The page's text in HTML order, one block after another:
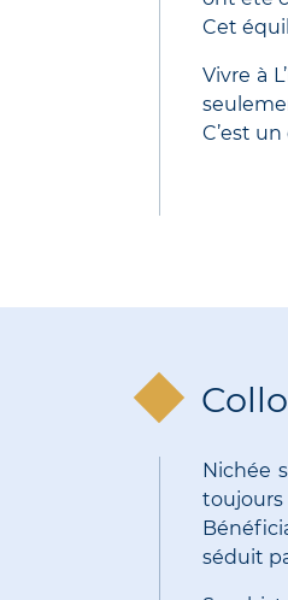
Cet
Vivre à
C’est
Nichée
toujours
séduit